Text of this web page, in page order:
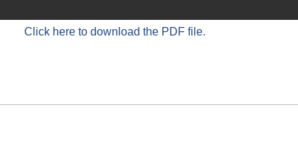
Click here to download the PDF file.